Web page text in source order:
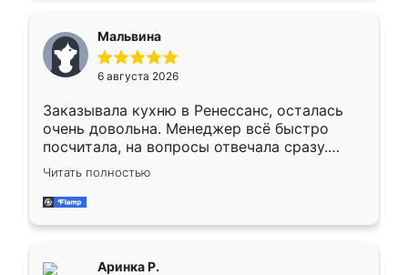
меньше, здесь же он более разнообразный.
Мне нравится ,если что-то потребуется из
мебели буду заказывать только здесь.
Мальвина
6 августа 2026
Заказывала кухню в Ренессанс, осталась
очень довольна. Менеджер всё быстро
посчитала, на вопросы отвечала сразу.
Замерщик приехал в субботу, подошёл к
делу со всей ответственностью. Собрали
за день, ребята работали аккуратно, даже
Читать полностью
Аринка Р.